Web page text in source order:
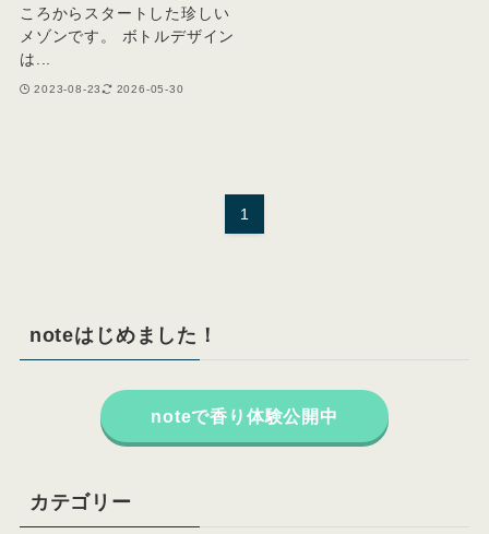
ころからスタートした珍しい
メゾンです。 ボトルデザイン
は...
2023-08-23 2026-05-30
1
noteはじめました！
noteで香り体験公開中
カテゴリー